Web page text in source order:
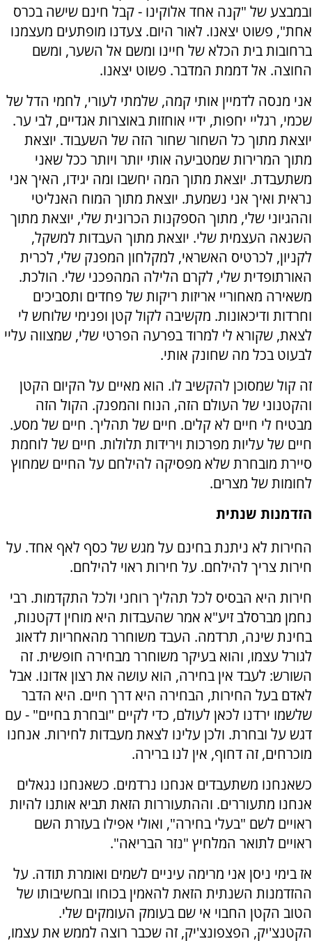
ובמבצע של "קנה אחד אלוקינו - קבל חינם שישה בכרס
אחת", פשוט יצאנו. לאור היום. צעדנו מופתעים מעצמנו
ברחובות בית הכלא של חיינו ומשם אל השער, ומשם
החוצה. אל דממת המדבר. פשוט יצאנו.
אני מנסה לדמיין אותי קמה, שלמתי לעורי, לחמי הדל של
שכמי, רגליי יחפות, ידיי אוחזות באוצרות אגדיים, לבי ער.
יוצאת מתוך כל השחור שחור הזה של השעבוד. יוצאת
מתוך המרירות שמטביעה אותי יותר ויותר ככל שאני
משתעבדת. יוצאת מתוך המה יחשבו ומה יגידו, האיך אני
נראית ואיך אני נשמעת. יוצאת מתוך המוח האנליטי
וההגיוני שלי, מתוך הספקנות הכרונית שלי, יוצאת מתוך
השנאה העצמית שלי. יוצאת מתוך העבדות למשקל,
לקניון, לכרטיס האשראי, למקלחון המפנק שלי, לכרית
האורתופדית שלי, לקרם הלילה המהפכני שלי. הולכת.
משאירה מאחוריי אריזות ריקות של פחדים ותסביכים
וחרדות ודיכאונות. מקשיבה לקול קטן ופנימי שלוחש לי
לצאת, שקורא לי למרוד בפרעה הפרטי שלי, שמצווה עליי
לבעוט בכל מה שחונק אותי.
זה קול שמסוכן להקשיב לו. הוא מאיים על הקיום הקטן
והקטנוני של העולם הזה, הנוח והמפנק. הקול הזה
מבטיח לי חיים לא קלים. חיים של תהליך. חיים של מסע.
חיים של עליות מפרכות וירידות תלולות. חיים של לוחמת
סיירת מובחרת שלא מפסיקה להילחם על החיים שמחוץ
לחומות של מצרים.
הזדמנות שנתית
החירות לא ניתנת בחינם על מגש של כסף לאף אחד. על
חירות צריך להילחם. על חירות ראוי להילחם.
חירות היא הבסיס לכל תהליך רוחני ולכל התקדמות. רבי
נחמן מברסלב זיע"א אמר שהעבדות היא מוחין דקטנות,
בחינת שינה, תרדמה. העבד משוחרר מהאחריות לדאוג
לגורל עצמו, והוא בעיקר משוחרר מבחירה חופשית. זה
השורש: לעבד אין בחירה, הוא עושה את רצון אדונו. אבל
לאדם בעל החירות, הבחירה היא דרך חיים. היא הדבר
שלשמו ירדנו לכאן לעולם, כדי לקיים "ובחרת בחיים" - עם
דגש על ובחרת. ולכן עלינו לצאת מעבדות לחירות. אנחנו
מוכרחים, זה דחוף, אין לנו ברירה.
כשאנחנו משתעבדים אנחנו נרדמים. כשאנחנו נגאלים
אנחנו מתעוררים. וההתעוררות הזאת תביא אותנו להיות
ראויים לשם "בעלי בחירה", ואולי אפילו בעזרת השם
ראויים לתואר המלחיץ "נזר הבריאה".
אז בימי ניסן אני מרימה עיניים לשמים ואומרת תודה. על
ההזדמנות השנתית הזאת להאמין בכוחו ובחשיבותו של
הטוב הקטן החבוי אי שם בעומק העומקים שלי.
הקטנצ'יק, הפצפונצ'יק, זה שכבר רוצה לממש את עצמו,